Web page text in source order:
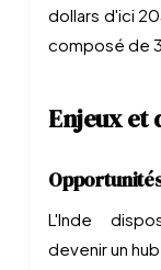
dollars d'ici
composé de
Enjeux et
L'Inde
devenir un